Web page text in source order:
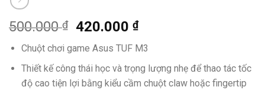
500.000₫
Original
price
was:
500.000 ₫.
420.000₫Current
price
is:
420.000 ₫.
Chuột chơi game Asus TUF M3
Thiết kế công thái học và trọng lượng nhẹ để thao tác tốc
độ cao tiện lợi bằng kiểu cầm chuột claw hoặc fingertip